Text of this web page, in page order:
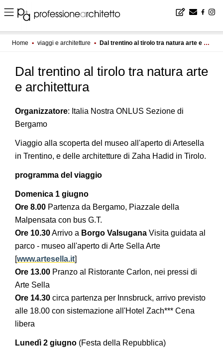
Home ▪ viaggi e architetture ▪ Dal trentino al tirolo tra natura arte e architettura
Dal trentino al tirolo tra natura arte
e architettura
Organizzatore: Italia Nostra ONLUS Sezione di
Bergamo
Viaggio alla scoperta del museo all'aperto di Artesella
in Trentino, e delle architetture di Zaha Hadid in Tirolo.
programma del viaggio
Domenica 1 giugno
Ore 8.00 Partenza da Bergamo, Piazzale della
Malpensata con bus G.T.
Ore 10.30Arrivo a Borgo Valsugana Visita guidata al
parco - museo all'aperto di Arte Sella Arte
[www.artesella.it]
Ore 13.00 Pranzo al Ristorante Carlon, nei pressi di
Arte Sella
Ore 14.30 circa partenza per Innsbruck, arrivo previsto
alle 18.00 con sistemazione all'Hotel Zach*** Cena
libera
Lunedì 2 giugno (Festa della Repubblica)